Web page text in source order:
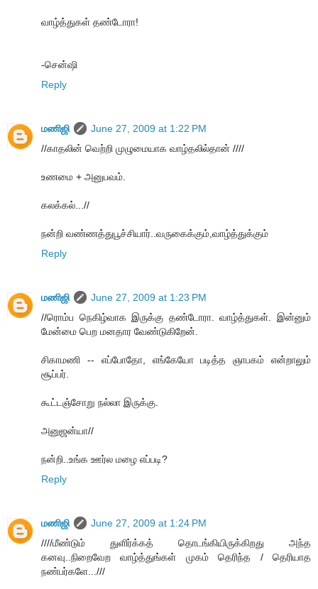
வாழ்த்துகள் தண்டோரா!
-சென்ஷி
Reply
மணிஜி
June 27, 2009 at 1:22 PM
//காதலின் வெற்றி முழுமையாக வாழ்தலில்தான் ////
உணமை + அனுபவம்.
கலக்கல்...//
நன்றி வண்ணத்துபூச்சியார்..வருகைக்கும்,வாழ்த்துக்கும்
Reply
மணிஜி
June 27, 2009 at 1:23 PM
//ரொம்ப நெகிழ்வாக இருக்கு தண்டோரா. வாழ்த்துகள். இன்னும்
மேன்மை பெற மனதார வேண்டுகிறேன்.
சிகாமணி -- எப்போதோ, எங்கேயோ படித்த ஞாபகம் என்றாலும்
சூப்பர்.
கூட்டஞ்சோறு நல்லா இருக்கு.
அனுஜன்யா//
நன்றி..உங்க ஊர்ல மழை எப்படி?
Reply
மணிஜி
June 27, 2009 at 1:24 PM
////மீண்டும் துளிர்க்கத் தொடங்கியிருக்கிறது அந்த
கனவு..நிறைவேற வாழ்த்துங்கள் முகம் தெரிந்த / தெரியாத
நண்பர்களே...///